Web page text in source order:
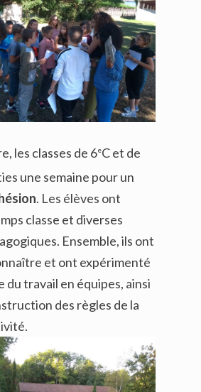
les classes de 6eC et de
une semaine pour un
. Les élèves ont
classe et diverses
Ensemble, ils ont
et ont expérimenté
du travail en équipes, ainsi
des règles de la